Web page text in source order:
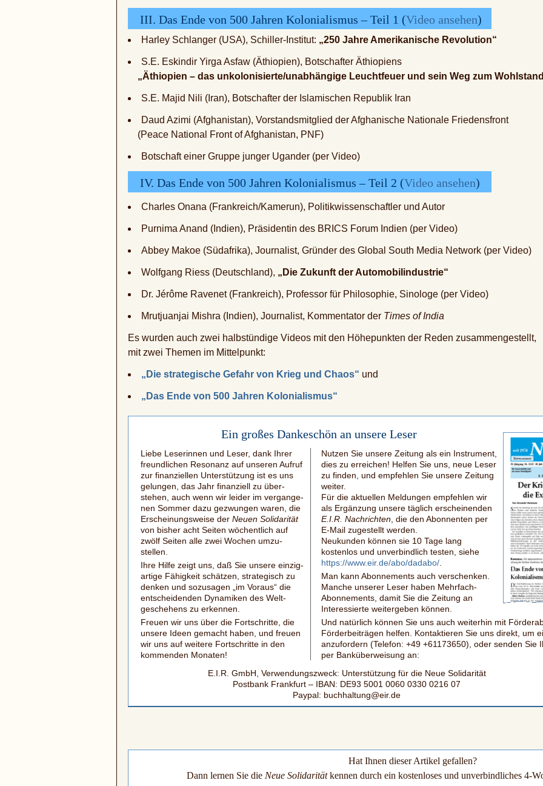
III. Das Ende von 500 Jahren Kolonialismus – Teil 1 (Video ansehen)
Harley Schlanger (USA), Schiller-Institut: „250 Jahre Amerikanische Revolution“
S.E. Eskindir Yirga Asfaw (Äthiopien), Botschafter Äthiopiens
„Äthiopien – das unkolonisierte/unabhängige Leuchtfeuer und sein Weg zum
S.E. Majid Nili (Iran), Botschafter der Islamischen Republik Iran
Daud Azimi (Afghanistan), Vorstandsmitglied der Afghanische Nationale Friedensfront
(Peace National Front of Afghanistan, PNF)
Botschaft einer Gruppe junger Ugander (per Video)
IV. Das Ende von 500 Jahren Kolonialismus – Teil 2 (Video ansehen)
Charles Onana (Frankreich/Kamerun), Politikwissenschaftler und Autor
Purnima Anand (Indien), Präsidentin des BRICS Forum Indien (per Video)
Abbey Makoe (Südafrika), Journalist, Gründer des Global South Media Network (per Video)
Wolfgang Riess (Deutschland), „Die Zukunft der Automobilindustrie“
Dr. Jérôme Ravenet (Frankreich), Professor für Philosophie, Sinologe (per Video)
Mrutjuanjai Mishra (Indien), Journalist, Kommentator der Times of India
Es wurden auch zwei halbstündige Videos mit den Höhepunkten der Reden zusammengestellt,
mit zwei Themen im Mittelpunkt:
„Die strategische Gefahr von Krieg und Chaos“ und
„Das Ende von 500 Jahren Kolonialismus“
Ein großes Dankeschön an unsere Leser
Liebe Leserinnen und Leser, dank Ihrer
freundlichen Resonanz auf unseren Aufruf
zur finanziellen Unterstützung ist es uns
gelungen, das Jahr finanziell zu über­
stehen, auch wenn wir leider im vergange­
nen Sommer dazu gezwungen waren, die
Erscheinungsweise der Neuen Solidarität
von bisher acht Seiten wöchentlich auf
zwölf Seiten alle zwei Wochen umzu­
stellen.
Ihre Hilfe zeigt uns, daß Sie unsere ein­zig­
artige Fähigkeit schätzen, strategisch zu
denken und sozusagen „im Voraus“ die
entscheidenden Dynamiken des Welt­
geschehens zu erkennen.
Freuen wir uns über die Fortschritte, die
unsere Ideen gemacht haben, und freuen
wir uns auf weitere Fortschritte in den
kommenden Monaten!
Nutzen Sie unsere Zeitung als ein Instrument,
dies zu erreichen! Helfen Sie uns, neue Leser
zu finden, und empfehlen Sie unsere Zeitung
weiter.
Für die aktuellen Meldungen empfehlen wir
als Ergänzung unsere täglich erscheinen­den
E.I.R. Nachrichten , die den Abonnenten per
E-Mail zugestellt werden.
Neukunden können sie 10 Tage lang
kostenlos und unverbindlich testen, siehe
https://www.eir.de/abo/dadabo/
Man kann Abonnements auch verschenken.
Manche unserer Leser haben Mehrfach-
Abonnements, damit Sie die Zeitung an
Interes­sierte weitergeben können.
Und natürlich können Sie uns auch weiterhin mit
Förderbeiträgen helfen. Kontaktieren Sie uns direkt, um
anzufordern (Telefon: +49 +61173650), oder senden Sie
per Banküberweisung an:
E.I.R. GmbH, Verwendungszweck: Unterstützung für die Neue Solidarität
Postbank Frankfurt – IBAN: DE93 5001 0060 0330 0216 07
Paypal: buchhaltung@eir.de
Hat Ihnen dieser Artikel gefallen?
Dann lernen Sie die Neue Solidaritätkennen durch ein kostenloses und unverbindliches 4-